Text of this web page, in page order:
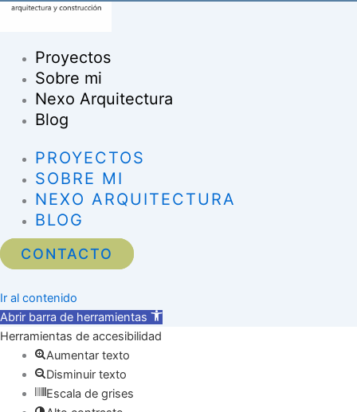
Proyectos
Sobre mi
Nexo Arquitectura
Blog
PROYECTOS
SOBRE MI
NEXO ARQUITECTURA
BLOG
CONTACTO
Ir al contenido
Abrir barra de herramientas
Herramientas de accesibilidad
Aumentar texto
Disminuir texto
Escala de grises